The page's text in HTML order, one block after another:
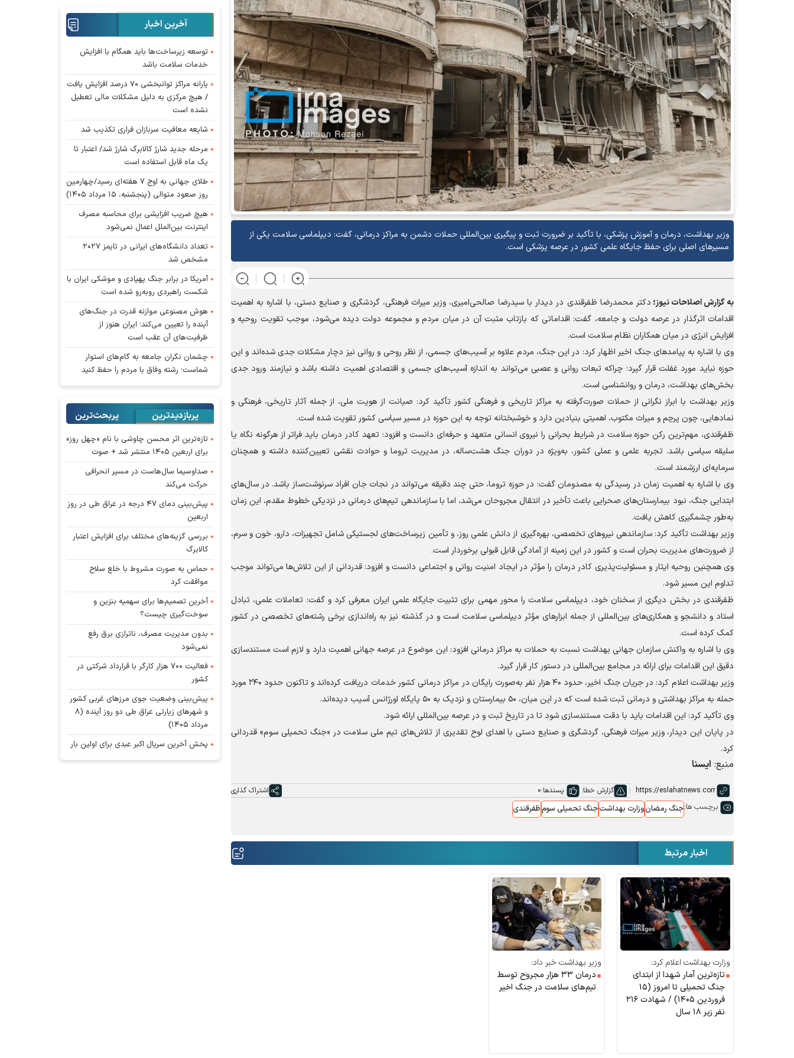
وزیر بهداشت، درمان و آموزش پزشکی، با تأکید بر ضرورت ثبت و پیگیری بین‌المللی حملات دشمن به مراکز درمانی، گفت: دیپلماسی سلامت یکی از
مسیر‌های اصلی برای حفظ جایگاه علمی کشور در عرصه پزشکی است.
به گزارشاصلاحات نیوز؛ دکتر محمدرضا ظفرقندی در دیدار با سیدرضا صالحی‌امیری، وزیر میراث فرهنگی، گردشگری و صنایع دستی، با اشاره به اهمیت
اقدامات اثرگذار در عرصه دولت و جامعه، گفت: اقداماتی که بازتاب مثبت آن در میان مردم و مجموعه دولت دیده می‌شود، موجب تقویت روحیه و
افزایش انرژی در میان همکاران نظام سلامت است.
وی با اشاره به پیامد‌های جنگ اخیر اظهار کرد: در این جنگ، مردم علاوه بر آسیب‌های جسمی، از نظر روحی و روانی نیز دچار مشکلات جدی شده‌اند و این
حوزه نباید مورد غفلت قرار گیرد؛ چراکه تبعات روانی و عصبی می‌تواند به اندازه آسیب‌های جسمی و اقتصادی اهمیت داشته باشد و نیازمند ورود جدی
بخش‌های بهداشت، درمان و روانشناسی است.
وزیر بهداشت با ابراز نگرانی از حملات صورت‌گرفته به مراکز تاریخی و فرهنگی کشور تأکید کرد: صیانت از هویت ملی، از جمله آثار تاریخی، فرهنگی و
نمادهایی، چون پرچم و میراث مکتوب، اهمیتی بنیادین دارد و خوشبختانه توجه به این حوزه در مسیر سیاسی کشور تقویت شده است.
ظفرقندی، مهم‌ترین رکن حوزه سلامت در شرایط بحرانی را نیروی انسانی متعهد و حرفه‌ای دانست و افزود: تعهد کادر درمان باید فراتر از هرگونه نگاه یا
سلیقه سیاسی باشد. تجربه علمی و عملی کشور، به‌ویژه در دوران جنگ هشت‌ساله، در مدیریت تروما و حوادث نقشی تعیین‌کننده داشته و همچنان
سرمایه‌ای ارزشمند است.
وی با اشاره به اهمیت زمان در رسیدگی به مصدومان گفت: در حوزه تروما، حتی چند دقیقه می‌تواند در نجات جان افراد سرنوشت‌ساز باشد. در سال‌های
ابتدایی جنگ، نبود بیمارستان‌های صحرایی باعث تأخیر در انتقال مجروحان می‌شد، اما با سازماندهی تیم‌های درمانی در نزدیکی خطوط مقدم، این زمان
به‌طور چشمگیری کاهش یافت.
وزیر بهداشت تأکید کرد: سازماندهی نیرو‌های تخصصی، بهره‌گیری از دانش علمی روز، و تأمین زیرساخت‌های لجستیکی شامل تجهیزات، دارو، خون و سرم،
از ضرورت‌های مدیریت بحران است و کشور در این زمینه از آمادگی قابل قبولی برخوردار است.
وی همچنین روحیه ایثار و مسئولیت‌پذیری کادر درمان را مؤثر در ایجاد امنیت روانی و اجتماعی دانست و افزود: قدردانی از این تلاش‌ها می‌تواند موجب
تداوم این مسیر شود.
ظفرقندی در بخش دیگری از سخنان خود، دیپلماسی سلامت را محور مهمی برای تثبیت جایگاه علمی ایران معرفی کرد و گفت: تعاملات علمی، تبادل
استاد و دانشجو و همکاری‌های بین‌المللی از جمله ابزار‌های مؤثر دیپلماسی سلامت است و در گذشته نیز به راه‌اندازی برخی رشته‌های تخصصی در کشور
کمک کرده است.
وی با اشاره به واکنش سازمان جهانی بهداشت نسبت به حملات به مراکز درمانی افزود: این موضوع در عرصه جهانی اهمیت دارد و لازم است مستندسازی
دقیق این اقدامات برای ارائه در مجامع بین‌المللی در دستور کار قرار گیرد.
وزیر بهداشت اعلام کرد: در جریان جنگ اخیر، حدود ۴۰ هزار نفر به‌صورت رایگان در مراکز درمانی کشور خدمات دریافت کرده‌اند و تاکنون حدود ۲۴۰ مورد
حمله به مراکز بهداشتی و درمانی ثبت شده است که در این میان، ۵۰ بیمارستان و نزدیک به ۵۰ پایگاه اورژانس آسیب دیده‌اند.
وی تأکید کرد: این اقدامات باید با دقت مستندسازی شود تا در تاریخ ثبت و در عرصه بین‌المللی ارائه شود.
در پایان این دیدار، وزیر میراث فرهنگی، گردشگری و صنایع دستی با اهدای لوح تقدیری از تلاش‌های تیم ملی سلامت در «جنگ تحمیلی سوم» قدردانی
کرد.
منبع: ایسنا
گزارش خطا پسندها:0 اشتراک گذاری
برچسب ها:جنگ رمضانوزارت بهداشتجنگ تحمیلی سومظفرقندی
اخبار مرتبط
وزارت بهداشت اعلام کرد:
تازه‌ترین آمار شهدا از ابتدای
جنگ تحمیلی تا امروز (۱۵
فروردین ۱۴۰۵) / شهادت ۲۱۶
نفر زیر ۱۸ سال
وزیر بهداشت خبر داد:
درمان ۳۳ هزار مجروح توسط
تیم‌های سلامت در جنگ اخیر
آخرین اخبار
توسعه زیرساخت‌ها باید همگام با افزایش
خدمات سلامت باشد
یارانه مراکز توانبخشی ۷۰ درصد افزایش یافت
/ هیچ مرکزی به دلیل مشکلات مالی تعطیل
نشده است
شایعه معافیت سربازان فراری تکذیب شد
مرحله جدید شارژ کالابرگ شارژ شد/ اعتبار تا
یک ماه قابل استفاده است
طلای جهانی به اوج ۷ هفته‌ای رسید/چهارمین
روز صعود متوالی (پنجشنبه، ۱۵ مرداد ۱۴۰۵)
هیچ ضریب افزایشی برای محاسبه مصرف
اینترنت بین‌الملل اعمال نمی‌شود
تعداد دانشگاه‌های ایرانی در تایمز ۲۰۲۷
مشخص شد
آمریکا در برابر جنگ پهپادی و موشکی ایران با
شکست راهبردی روبه‌رو شده است
هوش مصنوعی موازنه قدرت در جنگ‌های
آینده را تعیین می‌کند؛ ایران هنوز از
ظرفیت‌های آن عقب است
چشمان نگران جامعه به گام‌های استوار
شماست؛ رشته وفاق با مردم را حفظ کنید
پربازدیدترین پربحث‌ترین‌
تازه‌ترین اثر محسن چاوشی با نام «چهل روز»
برای اربعین ۱۴۰۵ منتشر شد + صوت
صداوسیما سال‌هاست در مسیر انحرافی
حرکت می‌کند
پیش‌بینی دمای ۴۷ درجه در عراق طی در روز
اربعین
بررسی گزینه‌های مختلف برای افزایش اعتبار
کالابرگ
حماس به صورت مشروط با خلع سلاح
موافقت کرد
آخرین تصمیم‌ها برای سهمیه بنزین و
سوخت‌گیری چیست؟
بدون مدیریت مصرف، ناترازی برق رفع
نمی‌شود
فعالیت ۷۰۰ هزار کارگر با قرارداد شرکتی در
کشور
پیش‌بینی وضعیت جوی مرز‌های غربی کشور
و شهر‌های زیارتی عراق طی دو روز آینده (۸
مرداد ۱۴۰۵)
پخش آخرین سریال اکبر عبدی برای اولین بار